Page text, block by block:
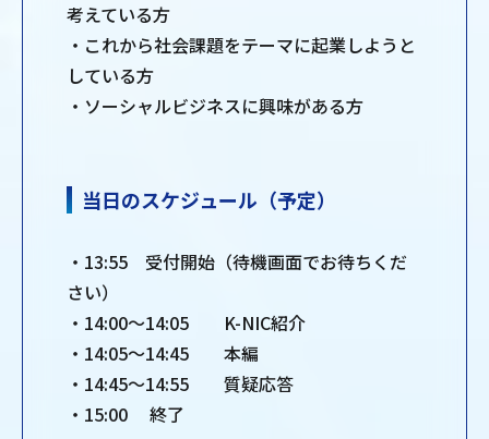
考えている方
・これから社会課題をテーマに起業しようと
している方
・ソーシャルビジネスに興味がある方
当日のスケジュール（予定）
・13:55 受付開始（待機画面でお待ちくだ
さい）
・14:00～14:05 K-NIC紹介
・14:05～14:45 本編
・14:45～14:55 質疑応答
・15:00 終了